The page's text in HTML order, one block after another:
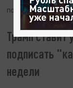
ПОДПИШИТЕСЬ:
Трамп ставит
подписать
недели